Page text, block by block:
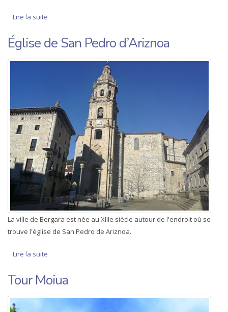
Lire la suite
Église de San Pedro d’Ariznoa
La ville de Bergara est née au XIIIe siècle autour de l'endroit où se
trouve l'église de San Pedro de Ariznoa.
Lire la suite
Tour Moiua